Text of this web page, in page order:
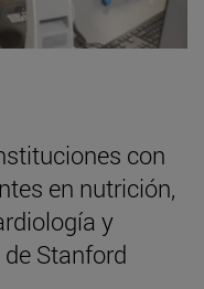
con
en nutrición,
y
Stanford